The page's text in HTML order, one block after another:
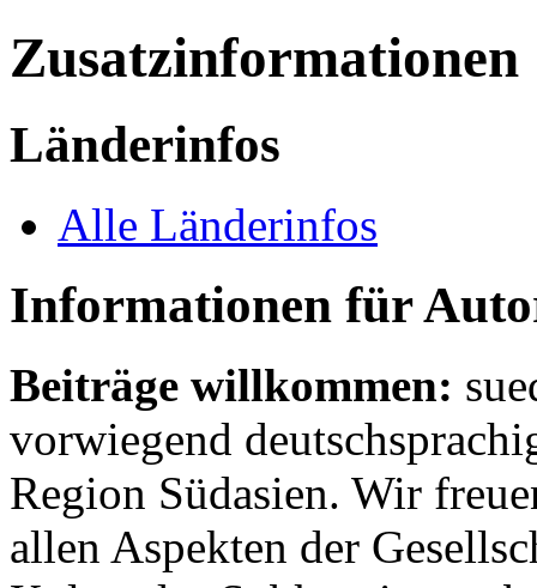
Zusatzinformationen
Länderinfos
Alle Länderinfos
Informationen für
Beiträge willkommen:
vorwiegend
Region Südasien. Wir
allen Aspekten der